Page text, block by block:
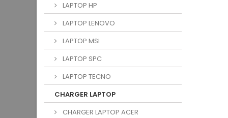
LAPTOP HP
LAPTOP LENOVO
LAPTOP MSI
LAPTOP SPC
LAPTOP TECNO
CHARGER LAPTOP
CHARGER LAPTOP ACER